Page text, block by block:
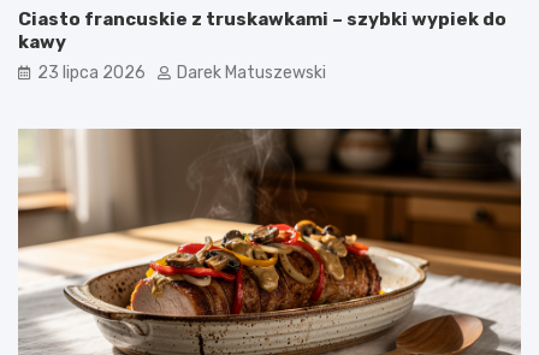
Ciasto francuskie z truskawkami – szybki wypiek do
kawy
23 lipca 2026 Darek Matuszewski